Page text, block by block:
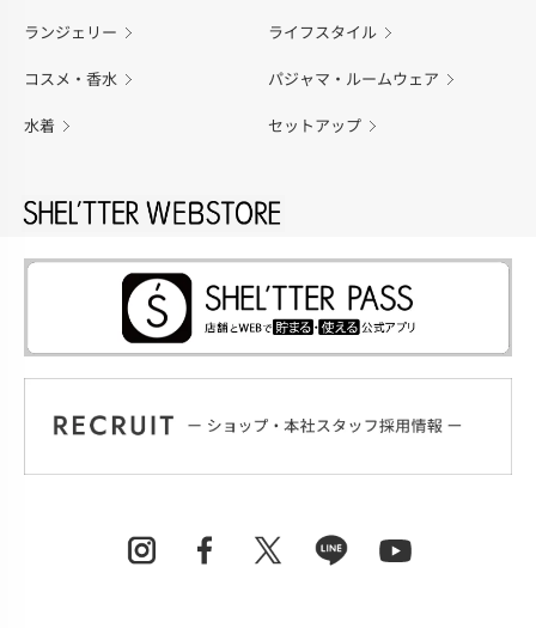
ランジェリー ライフスタイル
コスメ・香水 パジャマ・ルームウェア
水着 セットアップ